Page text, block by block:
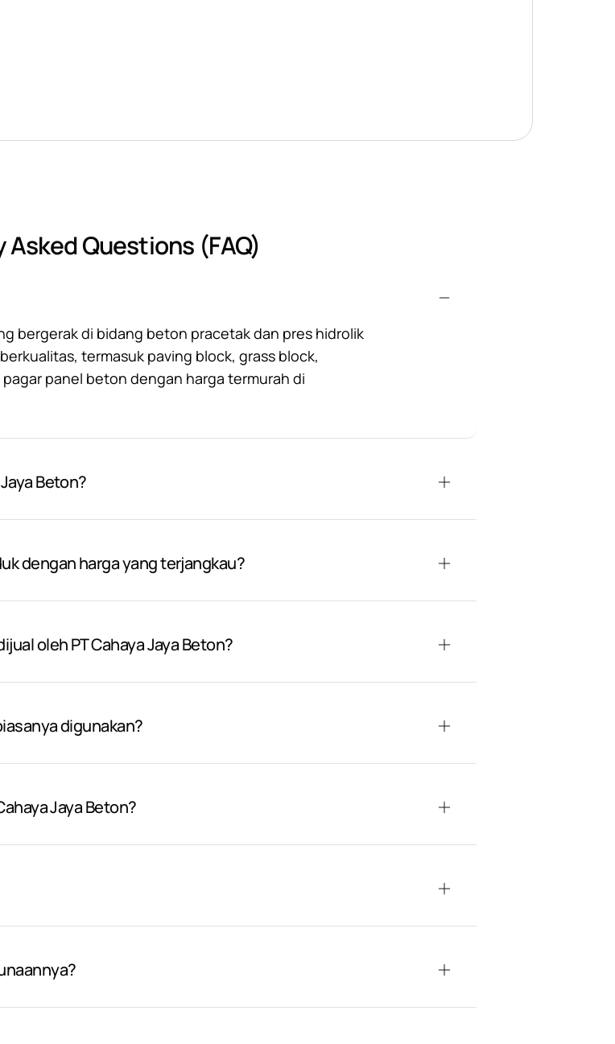
Questions (FAQ)
bergerak di bidang beton pracetak dan pres hidrolik
termasuk paving block, grass block,
panel beton dengan harga termurah di
Beton?
dengan harga yang terjangkau?
oleh PT Cahaya Jaya Beton?
digunakan?
Jaya Beton?